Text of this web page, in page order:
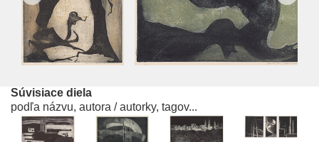
Súvisiace diela
podľa názvu, autora / autorky, tagov...